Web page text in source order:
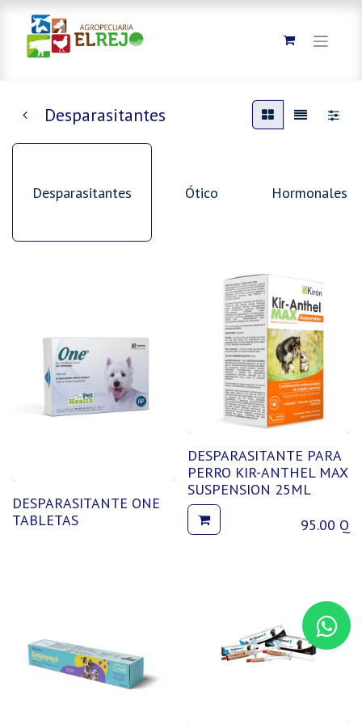
Desparasitantes
Desparasitantes Ótico Hormonales
DESPARASITANTE ONE
TABLETAS
DESPARASITANTE PARA
PERRO KIR-ANTHEL MAX
SUSPENSION 25ML
95.00 Q